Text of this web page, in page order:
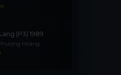
(P3) 1989
Hoàng